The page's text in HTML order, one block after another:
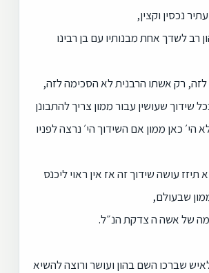
נכסין וקצין,
רב לשדך אחת מבנותיו עם בן רבינו
לזה, רק אשתו הרבנית לא הסכימה לזה,
שידוך שעושין עבור ממון צריך להתבונן
הי׳ כאן ממון אם השידוך הי׳ נרצה לפניו
תיזז עושה שידוך זה אז אין ראוי ליכנס
שבעולם,
של אשה ה צדקת הנ״ל.
שברכו השם בהון ועושר ורוצה להשיא